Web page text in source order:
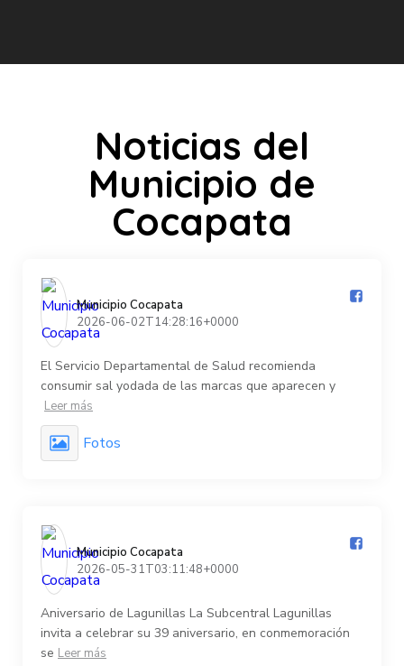
Noticias del
Municipio de
Cocapata
Municipio Cocapata️
2026-06-02T14:28:16+0000
El Servicio Departamental de Salud recomienda
consumir sal yodada de las marcas que aparecen y
Leer más
Fotos
Municipio Cocapata️
2026-05-31T03:11:48+0000
Aniversario de Lagunillas La Subcentral Lagunillas
invita a celebrar su 39 aniversario, en conmemoración
se Leer más